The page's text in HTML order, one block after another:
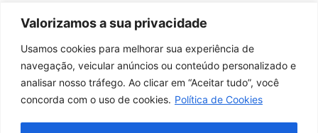
Valorizamos a sua privacidade
Usamos cookies para melhorar sua experiência de
navegação, veicular anúncios ou conteúdo personalizado e
analisar nosso tráfego. Ao clicar em “Aceitar tudo”, você
concorda com o uso de cookies. Política de Cookies
SIGA-NOS